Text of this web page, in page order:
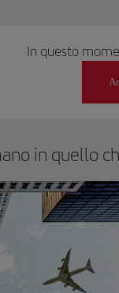
In questo
in quello